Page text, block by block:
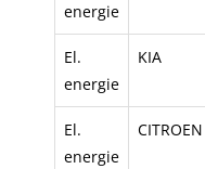
energie
El.
energie
KIA
El.
energie
CITROEN